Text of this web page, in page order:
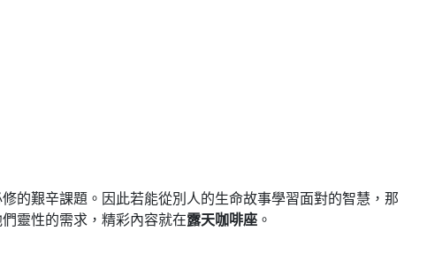
的艱辛課題。因此若能從別人的生命故事學習面對的智慧，那
靈性的需求，精彩內容就在露天咖啡座 。